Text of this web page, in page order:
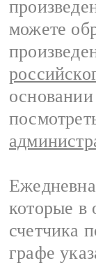
можете
основании
которые в
счетчика
графе